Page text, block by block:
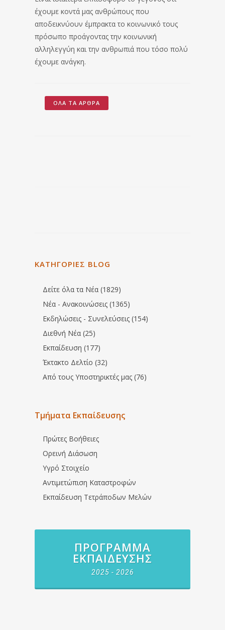
έχουμε κοντά μας ανθρώπους που
αποδεικνύουν έμπρακτα το κοινωνικό τους
πρόσωπο προάγοντας την κοινωνική
αλληλεγγύη και την ανθρωπιά που τόσο πολύ
έχουμε ανάγκη.
ΌΛΑ ΤΑ ΆΡΘΡΑ
ΚΑΤΗΓΟΡΙΕΣ BLOG
Δείτε όλα τα Νέα (1829)
Νέα - Ανακοινώσεις (1365)
Εκδηλώσεις - Συνελεύσεις (154)
Διεθνή Νέα (25)
Εκπαίδευση (177)
Έκτακτο Δελτίο (32)
Από τους Υποστηρικτές μας (76)
Τμήματα Εκπαίδευσης
Πρώτες Βοήθειες
Ορεινή Διάσωση
Υγρό Στοιχείο
Αντιμετώπιση Καταστροφών
Εκπαίδευση Τετράποδων Μελών
ΠΡΌΓΡΑΜΜΑ
ΕΚΠΑΊΔΕΥΣΗΣ
2025 - 2026